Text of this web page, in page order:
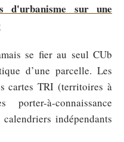
d'urbanisme sur une
se fier au seul CUb
d’une parcelle. Les
cartes TRI (territoires à
à-connaissance
indépendants